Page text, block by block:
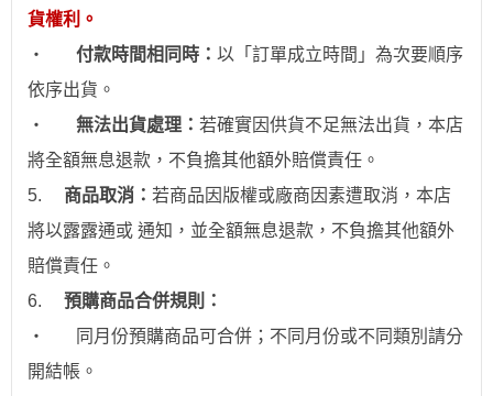
貨權利。
‧
付款時間相同時： 以「訂單成立時間」為次要順序
依序出貨。
‧
無法出貨處理： 若確實因供貨不足無法出貨，本店
將全額無息退款，不負擔其他額外賠償責任。
5.
商品取消： 若商品因版權或廠商因素遭取消，本店
將以露露通或 通知，並全額無息退款 ，不負擔其他額外
賠償責任。
6.
預購商品合併規則：
‧
同月份預購商品可合併；不同月份或不同類別請分
開結帳。